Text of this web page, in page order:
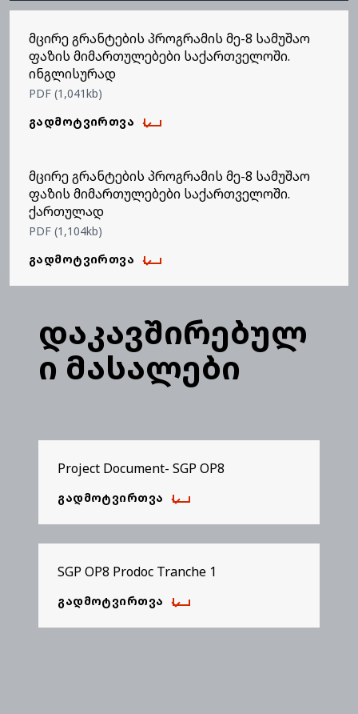
მცირე გრანტების პროგრამის მე-8 სამუშაო
ფაზის მიმართულებები საქართველოში.
ინგლისურად
PDF (1,041kb)
ᲒᲐᲓᲛᲝᲢᲕᲘᲠᲗᲕᲐ
მცირე გრანტების პროგრამის მე-8 სამუშაო
ფაზის მიმართულებები საქართველოში.
ქართულად
PDF (1,104kb)
ᲒᲐᲓᲛᲝᲢᲕᲘᲠᲗᲕᲐ
დაკავშირებულ
ი მასალები
Project Document- SGP OP8
ᲒᲐᲓᲛᲝᲢᲕᲘᲠᲗᲕᲐ
SGP OP8 Prodoc Tranche 1
ᲒᲐᲓᲛᲝᲢᲕᲘᲠᲗᲕᲐ